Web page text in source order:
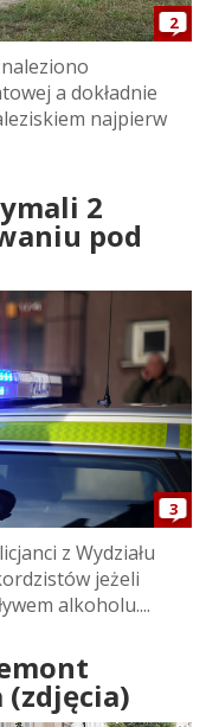
2
a dokładnie
najpierw
2
pod
3
z Wydziału
jeżeli
alkoholu....